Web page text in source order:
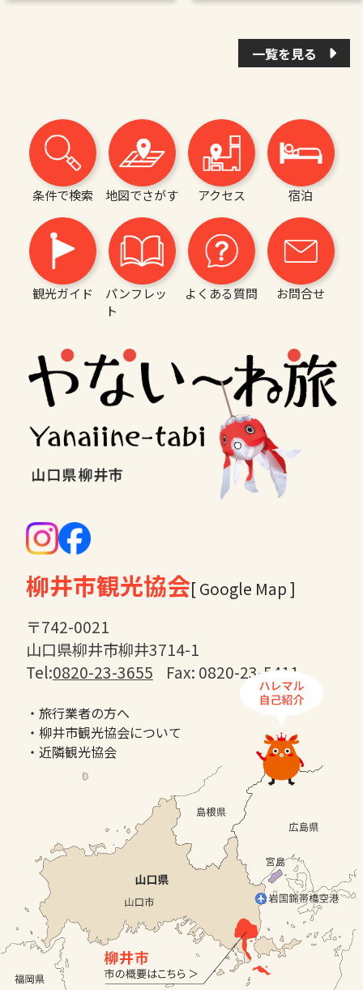
一覧を見る
条件で検索 地図でさがす アクセス 宿泊
観光ガイド
パンフレッ
ト
よくある質問 お問合せ
柳井市観光協会[ Google Map ]
〒742-0021
山口県柳井市柳井3714-1
Tel:0820-23-3655 Fax: 0820-23-5411
・旅行業者の方へ
・柳井市観光協会について
・近隣観光協会